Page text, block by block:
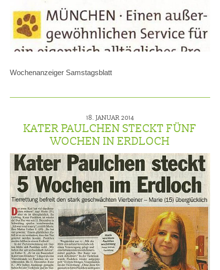
Wochenanzeiger Samstagsblatt
18. JANUAR 2014
KATER PAULCHEN STECKT FÜNF
WOCHEN IN ERDLOCH